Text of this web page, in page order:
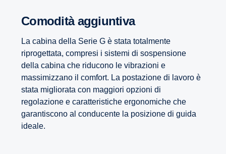
Comodità aggiuntiva
La cabina della Serie G è stata totalmente
riprogettata, compresi i sistemi di sospensione
della cabina che riducono le vibrazioni e
massimizzano il comfort. La postazione di lavoro è
stata migliorata con maggiori opzioni di
regolazione e caratteristiche ergonomiche che
garantiscono al conducente la posizione di guida
ideale.